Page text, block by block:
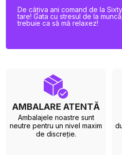
De câțiva ani comand de la
tare! Gata cu stresul de la
trebuie ca să mă relaxez!
AMBALARE ATENTĂ
Ambalajele noastre sunt
neutre pentru un nivel maxim
de discreție.